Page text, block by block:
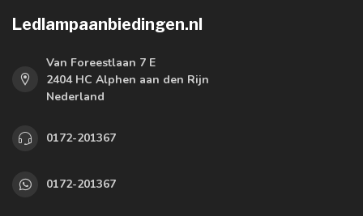
Ledlampaanbiedingen.nl
Van Foreestlaan 7 E
2404 HC Alphen aan den Rijn
Nederland
0172-201367
0172-201367